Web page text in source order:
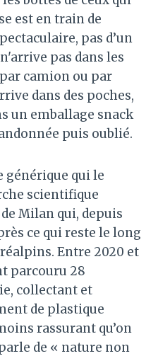
est en train de
pas d’un
pas dans les
camion ou par
dans des poches,
un emballage snack
puis oublié.
générique qui le
scientifique
Milan qui, depuis
ce qui reste le long
Entre 2020 et
parcouru 28
collectant et
de plastique
rassurant qu’on
de « nature non